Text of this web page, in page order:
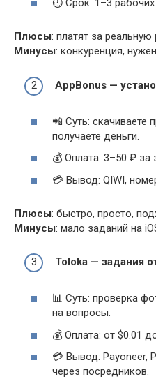
⏱ Срок: 1–3 рабочих
Плюсы: платят за
Минусы: конкуренция,
AppBonus —
📲 Суть: скачиваете
получаете деньги.
💰 Оплата: 3–50 ₽ за
💳 Вывод: QIWI,
Плюсы: быстро, просто,
Минусы: мало заданий на
Toloka — задания
📊 Суть: проверка
на вопросы.
💰 Оплата: от $0.01
💳 Вывод: Payoneer,
через посредников.